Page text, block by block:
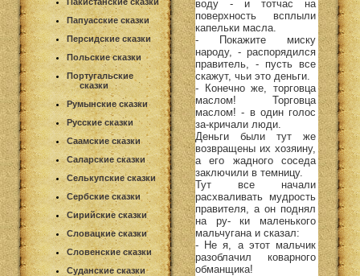
Папуасские сказки
Персидские сказки
Польские сказки
Португальские
сказки
Румынские сказки
Русские сказки
Саамские сказки
Саларские сказки
Селькупские сказки
Сербские сказки
Сирийские сказки
Словацкие сказки
Словенские сказки
Суданские сказки
воду - и тотчас на
поверхность всплыли
капельки масла.
- Покажите миску
народу, - распорядился
правитель, - пусть все
скажут, чьи это деньги.
- Конечно же, торговца
маслом! Торговца
маслом! - в один голос
за-кричали люди.
Деньги были тут же
возвращены их хозяину,
а его жадного соседа
заключили в темницу.
Тут все начали
расхваливать мудрость
правителя, а он поднял
на ру- ки маленького
мальчугана и сказал:
- Не я, а этот мальчик
разоблачил коварного
обманщика!